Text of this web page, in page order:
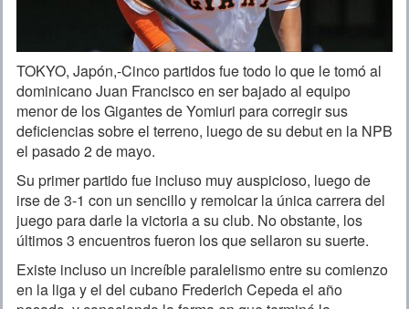
TOKYO, Japón,-Cinco partidos fue todo lo que le tomó al
dominicano Juan Francisco en ser bajado al equipo
menor de los Gigantes de Yomiuri para corregir sus
deficiencias sobre el terreno, luego de su debut en la NPB
el pasado 2 de mayo.
Su primer partido fue incluso muy auspicioso, luego de
irse de 3-1 con un sencillo y remolcar la única carrera del
juego para darle la victoria a su club. No obstante, los
últimos 3 encuentros fueron los que sellaron su suerte.
Existe incluso un increíble paralelismo entre su comienzo
en la liga y el del cubano Frederich Cepeda el año